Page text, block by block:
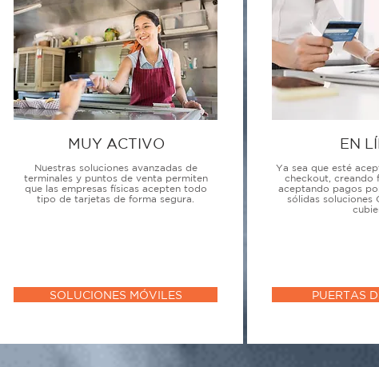
MUY ACTIVO
Nuestras soluciones avanzadas de
terminales y puntos de venta permiten
que las empresas físicas acepten todo
tipo de tarjetas de forma segura.
SOLUCIONES MÓVILES
EN
Ya sea que esté
checkout, creando
aceptando pagos
sólidas soluciones
PUERTAS